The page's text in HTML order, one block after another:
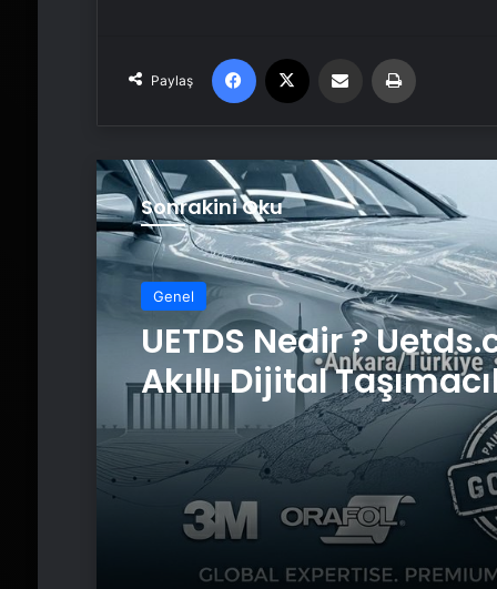
Paylaş
Facebook Email'den paylaş
Sonrakini Oku
Genel
UETDS Nedir ?
Akıllı Dijital
Yazılımı